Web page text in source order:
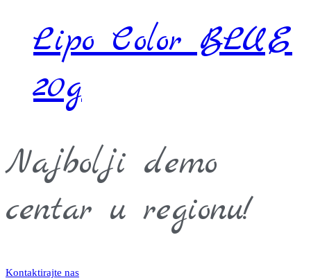
Lipo Color BLUE
20g
Najbolji demo
centar u regionu!
Kontaktirajte nas